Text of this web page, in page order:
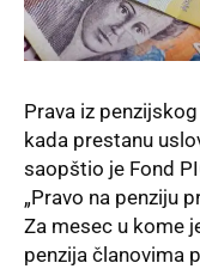
Prava iz
kada prestanu
saopštio je Fond
„Pravo na penziju
Za mesec u kome
penzija članovima